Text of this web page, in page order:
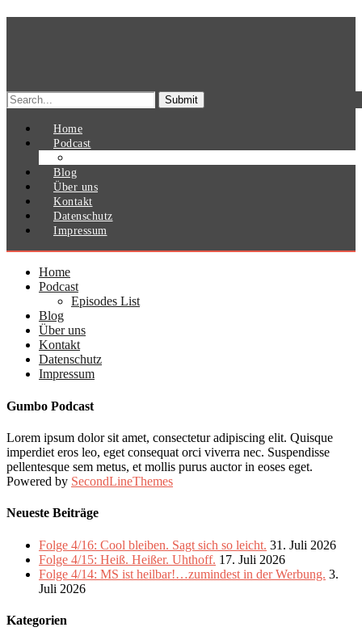
Search
for:
Home
Podcast
Blog
Über uns
Kontakt
Datenschutz
Impressum
Home
Podcast
Episodes List
Blog
Über uns
Kontakt
Datenschutz
Impressum
Gumbo Podcast
Lorem ipsum dolor sit amet, consectetur adipiscing elit. Quisque
imperdiet eros leo, eget consequat orci viverra nec. Suspendisse
pellentesque sem metus, et mollis purus auctor in eoses eget.
Powered by SecondLineThemes
Neueste Beiträge
Folge 4/16: Cool bleiben. Sagt sich so leicht. 31. Juli 2026
Folge 4/15: Heiß. Heißer. Uhthoff. 17. Juli 2026
Folge 4/14: MS ist heilbar!…zumindest in der Werbung. 3.
Juli 2026
Kategorien